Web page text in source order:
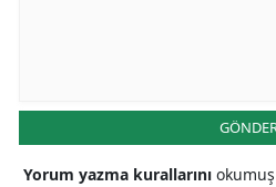
Yorum yazma kurallarını okumuş